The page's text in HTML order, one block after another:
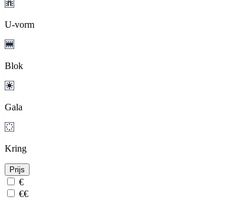
U-vorm
Blok
Gala
Kring
Prijs
€
€€